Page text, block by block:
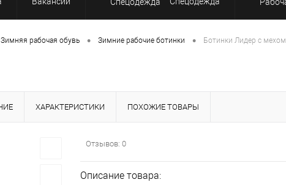
Средства индивидуальной защиты
Зимняя рабочая обувь • Зимние рабочие ботинки • Ботинки Лидер с мехом
ХАРАКТЕРИСТИКИ ПОХОЖИЕ ТОВАРЫ
Отзывов: 0
Описание товара: